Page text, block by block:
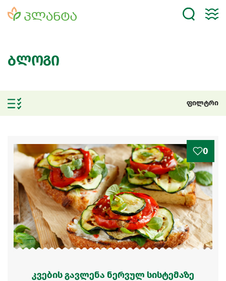
ბლოგი
ფილტრი
0
კვების გავლენა ნერვულ სისტემაზე